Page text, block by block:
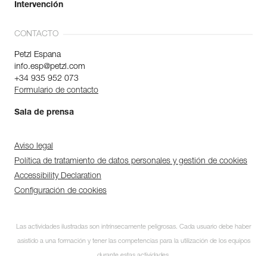
Intervención
CONTACTO
Petzl Espana
info.esp@petzl.com
+34 935 952 073
Formulario de contacto
Sala de prensa
Aviso legal
Política de tratamiento de datos personales y gestión de cookies
Accessibility Declaration
Configuración de cookies
Las actividades ilustradas son intrínsecamente peligrosas. Cada usuario debe haber
asistido a una formación y tener las competencias para la utilización de los equipos